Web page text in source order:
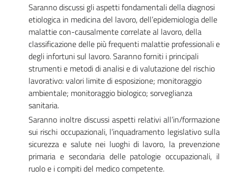
Saranno discussi gli aspetti fondamentali della diagnosi
etiologica in medicina del lavoro, dell’epidemiologia delle
malattie con-causalmente correlate al lavoro, della
classificazione delle più frequenti malattie professionali e
degli infortuni sul lavoro. Saranno forniti i principali
strumenti e metodi di analisi e di valutazione del rischio
lavorativo: valori limite di esposizione; monitoraggio
ambientale; monitoraggio biologico; sorveglianza
sanitaria.
Saranno inoltre discussi aspetti relativi all’in/formazione
sui rischi occupazionali, l’inquadramento legislativo sulla
sicurezza e salute nei luoghi di lavoro, la prevenzione
primaria e secondaria delle patologie occupazionali, il
ruolo e i compiti del medico competente.